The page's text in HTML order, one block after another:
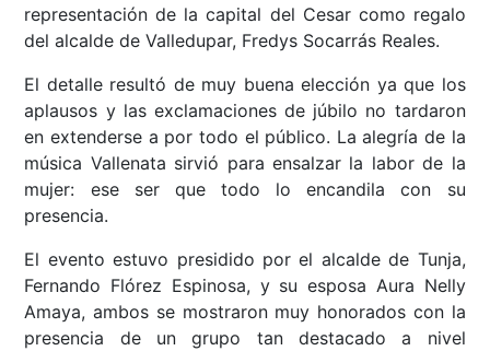
representación de la capital del Cesar como regalo
del alcalde de Valledupar, Fredys Socarrás Reales.
El detalle resultó de muy buena elección ya que los
aplausos y las exclamaciones de júbilo no tardaron
en extenderse a por todo el público. La alegría de la
música Vallenata sirvió para ensalzar la labor de la
mujer: ese ser que todo lo encandila con su
presencia.
El evento estuvo presidido por el alcalde de Tunja,
Fernando Flórez Espinosa, y su esposa Aura Nelly
Amaya, ambos se mostraron muy honorados con la
presencia de un grupo tan destacado a nivel